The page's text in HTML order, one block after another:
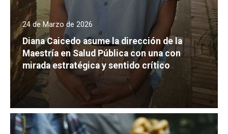
24 de Marzo de 2026
Diana Caicedo asume la dirección de la
Maestría en Salud Pública con una con
mirada estratégica y sentido crítico